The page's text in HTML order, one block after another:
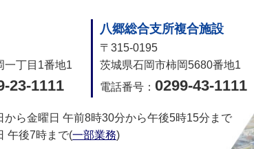
一丁目1番地1
23-1111
八郷総合支所複合施設
〒315-0195
茨城県石岡市柿岡5680番地1
電話番号： 0299-43-1111
から金曜日 午前8時30分から午後5時15分まで
午後7時まで(一部業務)